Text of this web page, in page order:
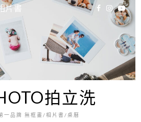
片書
拍立洗
一品牌 無框畫/相片書/桌曆